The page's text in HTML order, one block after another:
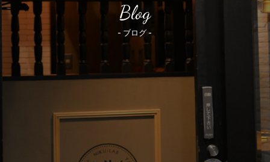
Blog
- ブログ -